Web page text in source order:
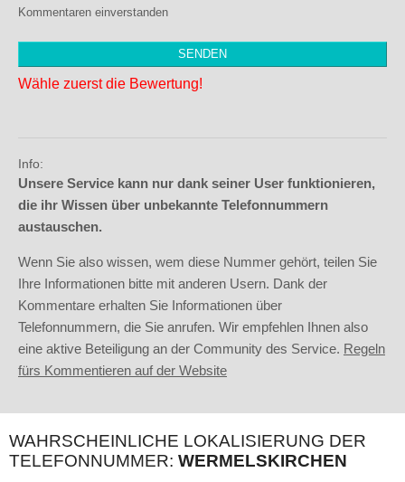
Kommentaren einverstanden
Wähle zuerst die Bewertung!
Info:
Unsere Service kann nur dank seiner User funktionieren,
die ihr Wissen über unbekannte Telefonnummern
austauschen.
Wenn Sie also wissen, wem diese Nummer gehört, teilen Sie
Ihre Informationen bitte mit anderen Usern. Dank der
Kommentare erhalten Sie Informationen über
Telefonnummern, die Sie anrufen. Wir empfehlen Ihnen also
eine aktive Beteiligung an der Community des Service. Regeln
fürs Kommentieren auf der Website
WAHRSCHEINLICHE LOKALISIERUNG DER
TELEFONNUMMER: WERMELSKIRCHEN